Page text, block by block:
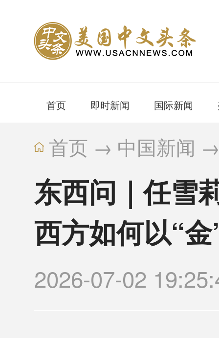
首页 即时新闻 国际新闻
首页 → 中国新闻
东西问｜任雪
西方如何以“
2026-07-02